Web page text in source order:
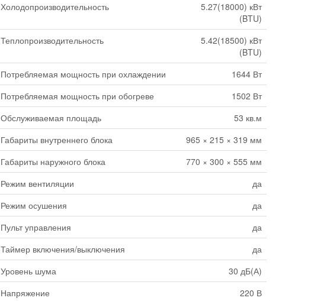
Холодопроизводительность
5.27(18000) кВт
(BTU)
Теплопроизводительность
5.42(18500) кВт
(BTU)
Потребляемая мощность при охлаждении
1644 Вт
Потребляемая мощность при обогреве
1502 Вт
Обслуживаемая площадь
53 кв.м
Габариты внутреннего блока
965 × 215 × 319 мм
Габариты наружного блока
770 × 300 × 555 мм
Режим вентиляции
да
Режим осушения
да
Пульт управления
да
Таймер включения/выключения
да
Уровень шума
30 дБ(А)
Напряжение
220 В